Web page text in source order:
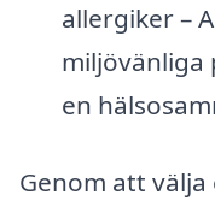
allergiker –
miljövänliga
en
Genom att